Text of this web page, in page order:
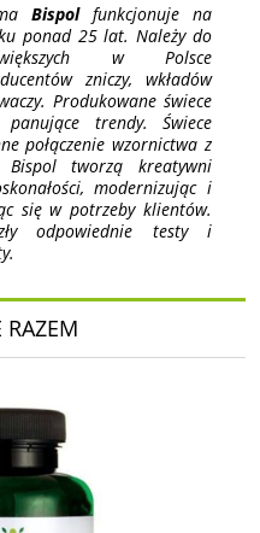
Bispolfunkcjonuje na
ponad 25 lat. Należy do
w Polsce
zniczy, wkładów
Produkowane świece
trendy. Świece
połączenie wzornictwa z
Bispol tworzą kreatywni
modernizując i
się w potrzeby klientów.
odpowiednie testy i
RAZEM